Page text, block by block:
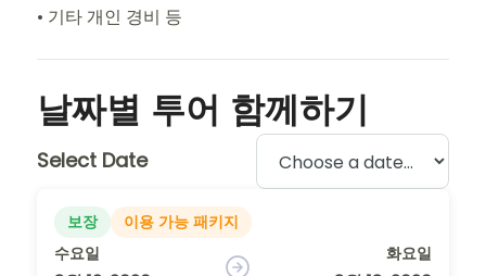
• 기타 개인 경비 등
날짜별 투어 함께하기
Select Date
보장
이용 가능 패키지
수요일
화요일